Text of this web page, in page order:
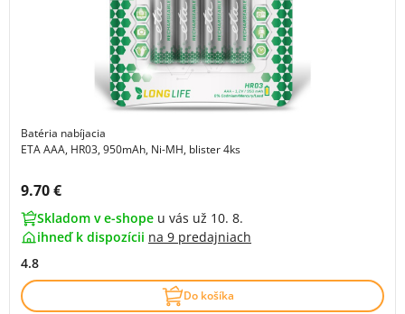
Batéria nabíjacia
ETA AAA, HR03, 950mAh, Ni-MH, blister 4ks
Cena s DPH:
9.70 €
Skladom v e-shope u vás už 10. 8.
ihneď k dispozícii na 9 predajniach
4.8
Do košíka